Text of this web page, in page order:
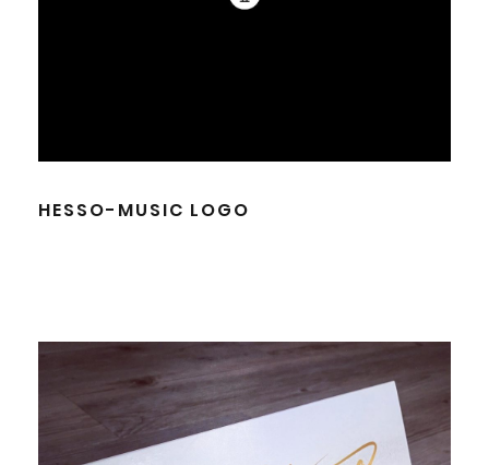
HESSO-MUSIC LOGO